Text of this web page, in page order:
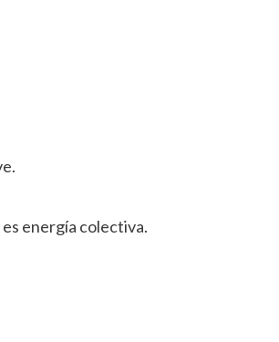
energía colectiva.